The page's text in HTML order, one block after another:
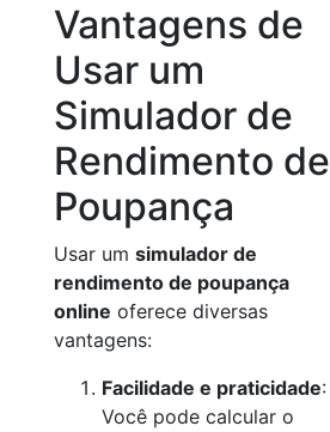
Vantagens de
Usar um
Simulador de
Rendimento de
Poupança
Usar um simulador de
rendimento de poupança
online oferece diversas
vantagens:
Facilidade e praticidade:
Você pode calcular o